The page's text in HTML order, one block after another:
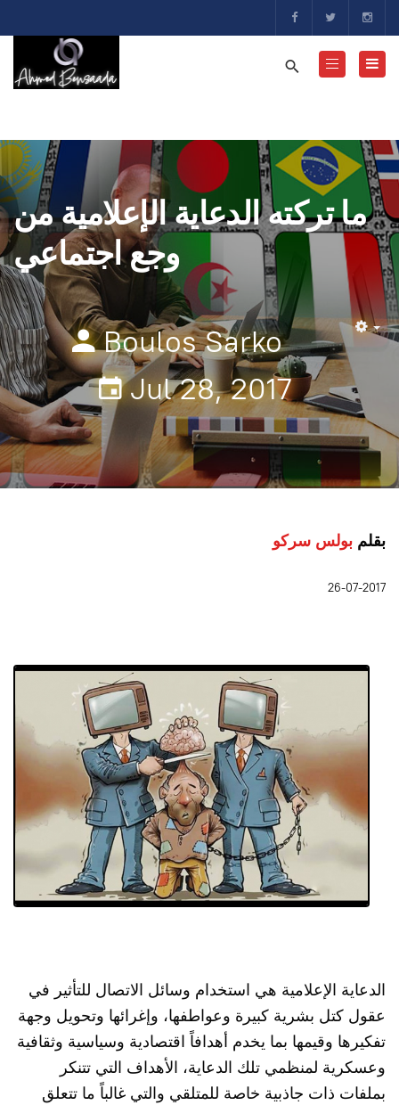
ما تركته الدعاية الإعلامية من
وجع اجتماعي
Boulos Sarko
Jul 28, 2017
بقلم بولس سركو
26-07-2017
الدعاية الإعلامية هي استخدام وسائل الاتصال للتأثير في
عقول كتل بشرية كبيرة وعواطفها، وإغرائها وتحويل وجهة
تفكيرها وقيمها بما يخدم أهدافاً اقتصادية وسياسية وثقافية
وعسكرية لمنظمي تلك الدعاية، الأهداف التي تتنكر
بملفات ذات جاذبية خاصة للمتلقي والتي غالباً ما تتعلق